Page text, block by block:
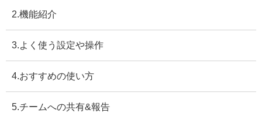
2.機能紹介
3.よく使う設定や操作
4.おすすめの使い方
5.チームへの共有&報告